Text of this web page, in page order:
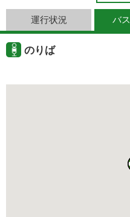
運行状況 バ
のりば